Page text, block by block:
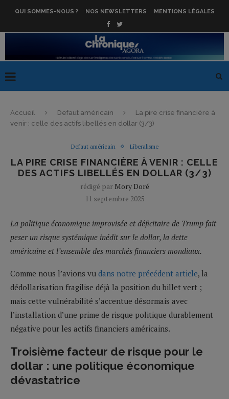
QUI SOMMES-NOUS ? NOS NEWSLETTERS MENTIONS LÉGALES
Accueil Defaut américain
La pire crise financière à
venir : celle des actifs libellés en dollar (3/3)
Defaut américain Liberalisme
LA PIRE CRISE FINANCIÈRE À VENIR : CELLE
DES ACTIFS LIBELLÉS EN DOLLAR (3/3)
rédigé par Mory Doré
11 septembre 2025
La politique économique improvisée et déficitaire de Trump fait
peser un risque systémique inédit sur le dollar, la dette
américaine et l’ensemble des marchés financiers mondiaux.
Comme nous l’avions vu dans notre précédent article, la
dédollarisation fragilise déjà la position du billet vert ;
mais cette vulnérabilité s’accentue désormais avec
l’installation d’une prime de risque politique durablement
négative pour les actifs financiers américains.
Troisième facteur de risque pour le
dollar : une politique économique
dévastatrice